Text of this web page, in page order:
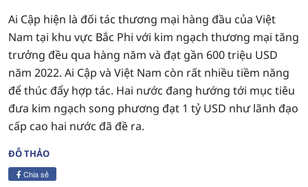
Ai Cập hiện là đối tác thương mại hàng đầu của Việt
Nam tại khu vực Bắc Phi với kim ngạch thương mại tăng
trưởng đều qua hàng năm và đạt gần 600 triệu USD
năm 2022. Ai Cập và Việt Nam còn rất nhiều tiềm năng
để thúc đẩy hợp tác. Hai nước đang hướng tới mục tiêu
đưa kim ngạch song phương đạt 1 tỷ USD như lãnh đạo
cấp cao hai nước đã đề ra.
ĐỖ THẢO
Chia sẻ